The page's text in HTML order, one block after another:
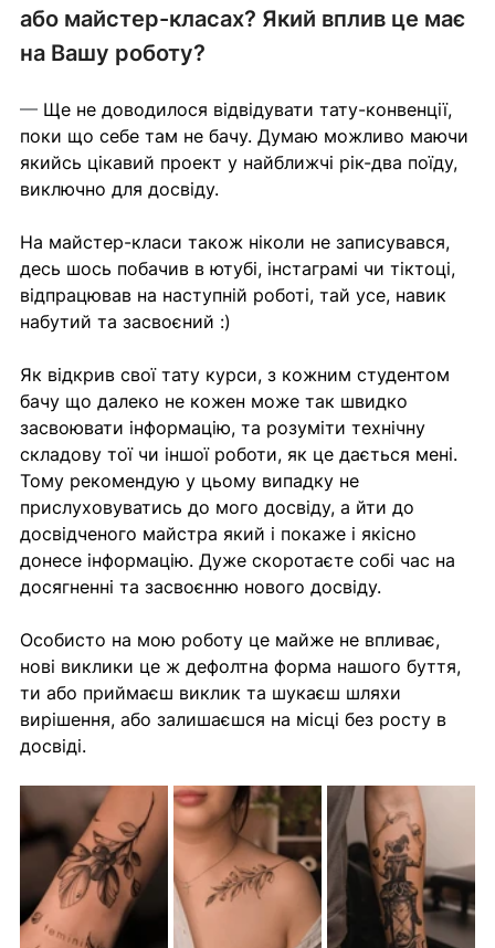
або майстер-класах? Який вплив це має
на Вашу роботу?
— Ще не доводилося відвідувати тату-конвенції,
поки що себе там не бачу. Думаю можливо маючи
якийсь цікавий проект у найближчі рік-два поїду,
виключно для досвіду.
На майстер-класи також ніколи не записувався,
десь шось побачив в ютубі, інстаграмі чи тіктоці,
відпрацював на наступній роботі, тай усе, навик
набутий та засвоєний :)
Як відкрив свої тату курси, з кожним студентом
бачу що далеко не кожен може так швидко
засвоювати інформацію, та розуміти технічну
складову тої чи іншої роботи, як це дається мені.
Тому рекомендую у цьому випадку не
прислуховуватись до мого досвіду, а йти до
досвідченого майстра який і покаже і якісно
донесе інформацію. Дуже скоротаєте собі час на
досягненні та засвоєнню нового досвіду.
Особисто на мою роботу це майже не впливає,
нові виклики це ж дефолтна форма нашого буття,
ти або приймаєш виклик та шукаєш шляхи
вирішення, або залишаєшся на місці без росту в
досвіді.